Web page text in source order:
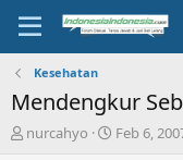
Kesehatan
Mendengkur
T
nurcahyo
S
Feb 6,